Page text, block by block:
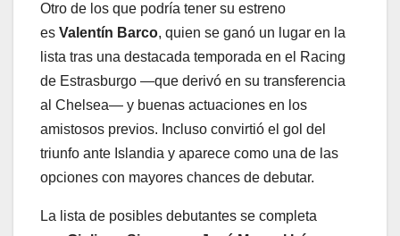
Otro de los que podría tener su estreno
es Valentín Barco, quien se ganó un lugar en la
lista tras una destacada temporada en el Racing
de Estrasburgo —que derivó en su transferencia
al Chelsea— y buenas actuaciones en los
amistosos previos. Incluso convirtió el gol del
triunfo ante Islandia y aparece como una de las
opciones con mayores chances de debutar.
La lista de posibles debutantes se completa